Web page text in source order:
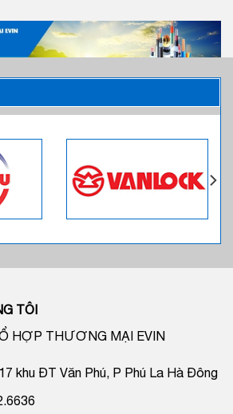
TÔI
HỢP THƯƠNG MẠI EVIN
khu ĐT Văn Phú, P Phú La Hà Đông